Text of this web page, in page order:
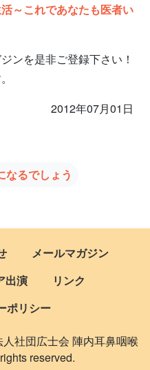
～これであなたも医者い
ンを是非ご登録下さい！
2012年07月01日
なるでしょう
メールマガジン
出演
リンク
ポリシー
社団広士会 陣内耳鼻咽喉
reserved.